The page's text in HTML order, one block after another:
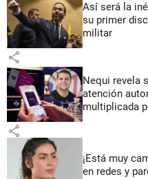
Así será la
su primer
militar
share
Nequi revela
atención
multiplicada
share
¡Está muy
en redes y